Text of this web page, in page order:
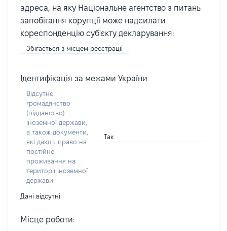
адреса, на яку Національне агентство з питань
запобігання корупції може надсилати
кореспонденцію суб'єкту декларування:
Збігається з місцем реєстрації
Ідентифікація за межами України
Відсутнє
громадянство
(підданство)
іноземної держави,
а також документи,
які дають право на
постійне
проживання на
території іноземної
держави
Так
Дані відсутні
Місце роботи: